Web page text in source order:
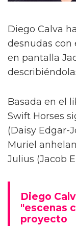
Diego Calva
desnudas con
en pantalla
Basada en el
Swift Horses
(Daisy Edgar-
Muriel
Julius (Jacob
Diego
"escenas
proyecto